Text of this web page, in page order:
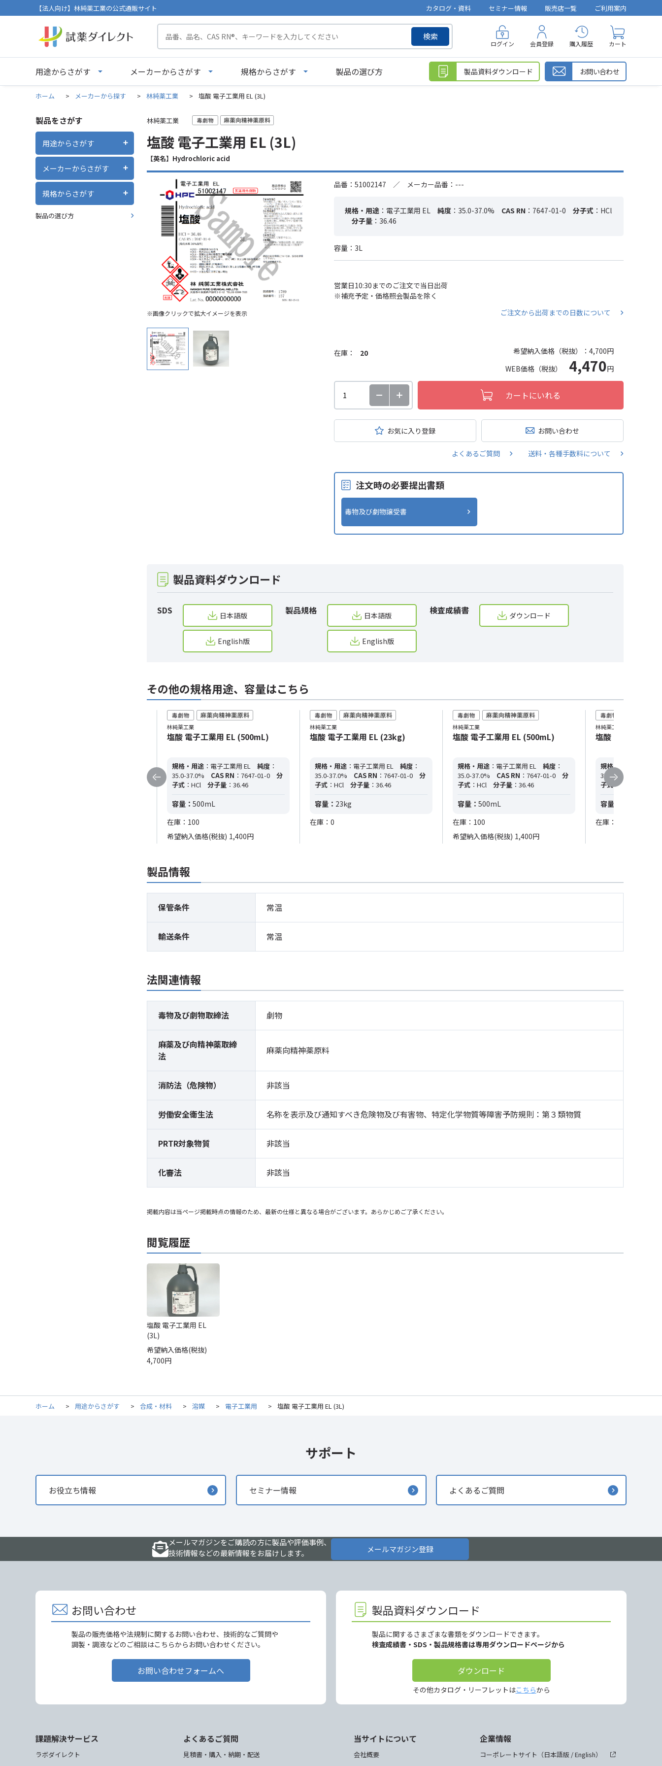
【法人向け】林純薬工業の公式通販サイト カタログ・資料 セミナー情報 販売店一覧 ご利用案内
検索
ログイン 会員登録 購入履歴 カート
用途からさがす メーカーからさがす 規格からさがす 製品の選び方 製品資料ダウンロード お問い合わせ
ホーム > メーカーから探す > 林純薬工業 > 塩酸 電子工業用 EL (3L)
製品をさがす
用途からさがす
メーカーからさがす
規格からさがす
製品の選び方
林純薬工業
塩酸 電子工業用 EL (3L)
【英名】Hydrochloric acid
※画像クリックで拡大イメージを表示
品番：51002147 ／ メーカー品番：---
規格・用途 ：電子工業用 EL 純度 ：35.0-37.0% CAS RN ：7647-01-0 分子式 ：HCl
分子量 ：36.46
容量：3L
営業日10:30までのご注文で当日出荷
※補充予定・価格照会製品を除く
ご注文から出荷までの日数について
在庫： 20 希望納入価格（税抜）： 4,700円
WEB価格（税抜） 4,470円
カートにいれる
お気に入り登録 お問い合わせ
よくあるご質問 送料・各種手数料について
注文時の必要提出書類
毒物及び劇物譲受書
製品資料ダウンロード
SDS 日本語版
English版
製品規格 日本語版
English版
検査成績書 ダウンロード
その他の規格用途、容量はこちら
林純薬工業
塩酸 電子工業用 EL (500mL)
規格・用途 ：電子工業用 EL 純度 ：
35.0-37.0%
CAS RN ：7647-01-0
分
子式 ：HCl 分子量 ：36.46
容量： 500mL
在庫：100
希望納入価格(税抜) 1,400円
林純薬工業
塩酸 電子工業用 EL (23kg)
規格・用途 ：電子工業用 EL 純度 ：
35.0-37.0%
CAS RN ：7647-01-0
分
子式 ：HCl 分子量 ：36.46
容量： 23kg
在庫：0
林純薬工業
塩酸 電子工業用 EL (500mL)
規格・用途 ：電子工業用 EL 純度 ：
35.0-37.0%
CAS RN ：7647-01-0
分
子式 ：HCl 分子量 ：36.46
容量： 500mL
在庫：100
希望納入価格(税抜) 1,400円
林純薬工業
塩酸 電子工業用
規格・用途
35.0-37.0%
子式：HCl
容量：
在庫：0
製品情報
保管条件 常温
輸送条件 常温
法関連情報
毒物及び劇物取締法 劇物
麻薬及び向精神薬取締
法
麻薬向精神薬原料
消防法（危険物） 非該当
労働安全衛生法 名称を表示及び通知すべき危険物及び有害物、特定化学物質等障害予防規則：第３類物質
PRTR対象物質 非該当
化審法 非該当
掲載内容は当ページ掲載時点の情報のため、最新の仕様と異なる場合がございます。あらかじめご了承ください。
閲覧履歴
塩酸 電子工業用 EL
(3L)
希望納入価格(税抜)
4,700円
ホーム > 用途からさがす > 合成・材料 > 溶媒 > 電子工業用 > 塩酸 電子工業用 EL (3L)
サポート
お役立ち情報 セミナー情報 よくあるご質問
メールマガジンをご購読の方に製品や評価事例、
技術情報などの最新情報をお届けします。
メールマガジン登録
お問い合わせ
製品の販売価格や法規制に関するお問い合わせ、技術的なご質問や
調製・調液などのご相談はこちらからお問い合わせください。
お問い合わせフォームへ
製品資料ダウンロード
製品に関するさまざまな書類をダウンロードできます。
検査成績書・SDS・製品規格書は専用ダウンロードページから
ダウンロード
その他カタログ・リーフレットはこちらから
課題解決サービス
ラボダイレクト
よくあるご質問
見積書・購入・納期・配送
当サイトについて
会社概要
企業情報
コーポレートサイト（日本語版 /English）